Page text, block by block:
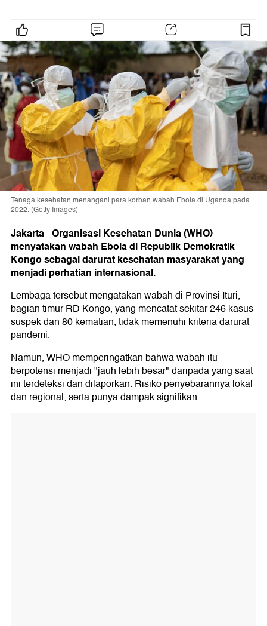
Tenaga kesehatan menangani para korban wabah Ebola di Uganda pada
2022. (Getty Images)
Jakarta-Organisasi Kesehatan Dunia (WHO)
menyatakan wabah Ebola di Republik Demokratik
Kongo sebagai darurat kesehatan masyarakat yang
menjadi perhatian internasional.
Lembaga tersebut mengatakan wabah di Provinsi Ituri,
bagian timur RD Kongo, yang mencatat sekitar 246 kasus
suspek dan 80 kematian, tidak memenuhi kriteria darurat
pandemi.
Namun, WHO memperingatkan bahwa wabah itu
berpotensi menjadi "jauh lebih besar" daripada yang saat
ini terdeteksi dan dilaporkan. Risiko penyebarannya lokal
dan regional, serta punya dampak signifikan.